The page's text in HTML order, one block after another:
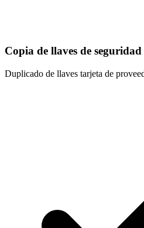
Copia de llaves de seguridad
Duplicado de llaves tarjeta de